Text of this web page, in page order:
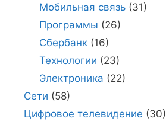
Мобильная связь(31)
Программы (26)
Сбербанк(16)
Технологии (23)
Электроника (22)
Сети (58)
Цифровое телевидение (30)